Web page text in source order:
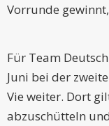
Vorrunde
Für Team
Juni bei der
Vie weiter. Dort
abzuschütteln